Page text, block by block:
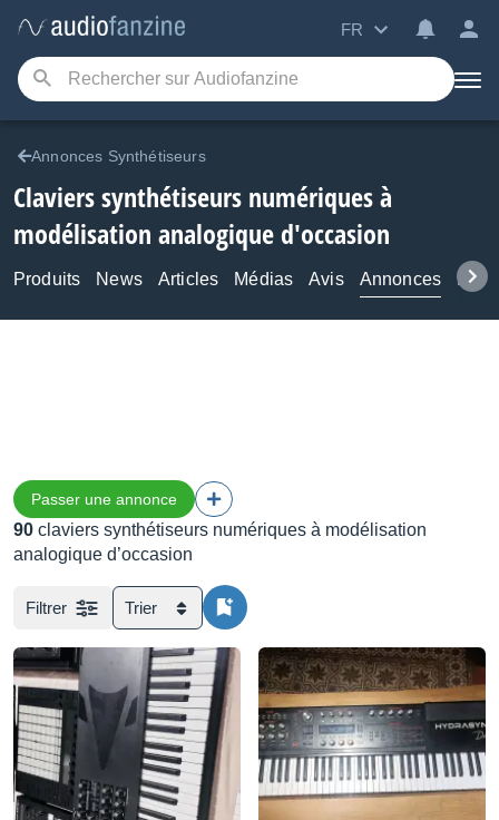
FR
Annonces Synthétiseurs
Claviers synthétiseurs numériques à
modélisation analogique d'occasion
Produits News Articles Médias Avis Annonces
Passer une annonce
90 claviers synthétiseurs numériques à modélisation
analogique d’occasion
Filtrer Trier